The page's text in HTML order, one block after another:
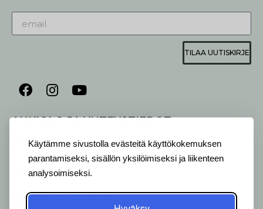
Käytämme sivustolla evästeitä käyttökokemuksen
parantamiseksi, sisällön yksilöimiseksi ja liikenteen
analysoimiseksi.
TILAA UUTISKIRJE
AUKIOLO JA YHTEYSTIEDOT
ALVELEMME:
Ma-Pe 9-20 I La 10-18 I Su 10-17
OTA YHTEYTTÄ:
kukkapiste: +358 44 5369 657
pihasuunnittelija: +358 40 1547 376